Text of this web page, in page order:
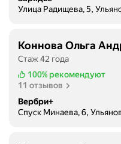
Улица Радищева, 5,
Коннова Ольга
Стаж 42 года
100% рекомендуют
11 отзывов
Вербри+
Спуск Минаева, 6,